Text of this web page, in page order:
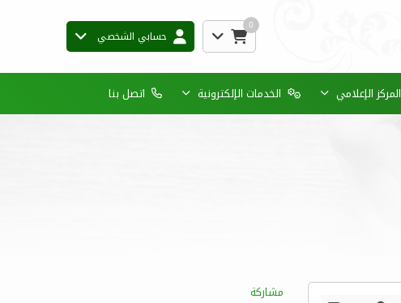
0
حسابي الشخصي
المركز الإعلامي الخدمات الإلكترونية اتصل بنا
مشاركة